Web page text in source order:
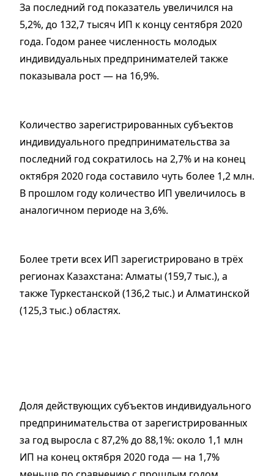
За последний год показатель увеличился на
5,2%, до 132,7 тысяч ИП к концу сентября 2020
года. Годом ранее численность молодых
индивидуальных предпринимателей также
показывала рост — на 16,9%.
Количество зарегистрированных субъектов
индивидуального предпринимательства за
последний год сократилось на 2,7% и на конец
октября 2020 года составило чуть более 1,2 млн.
В прошлом году количество ИП увеличилось в
аналогичном периоде на 3,6%.
Более трети всех ИП зарегистрировано в трёх
регионах Казахстана: Алматы (159,7 тыс.), а
также Туркестанской (136,2 тыс.) и Алматинской
(125,3 тыс.) областях.
Доля действующих субъектов индивидуального
предпринимательства от зарегистрированных
за год выросла с 87,2% до 88,1%: около 1,1 млн
ИП на конец октября 2020 года — на 1,7%